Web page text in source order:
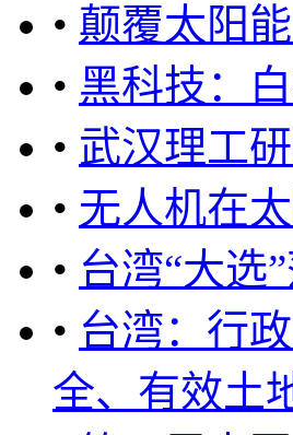
• 颠覆太阳
• 黑科技：
• 武汉理工
• 无人机在
• 台湾“大选
• 台湾：行
全、有效土